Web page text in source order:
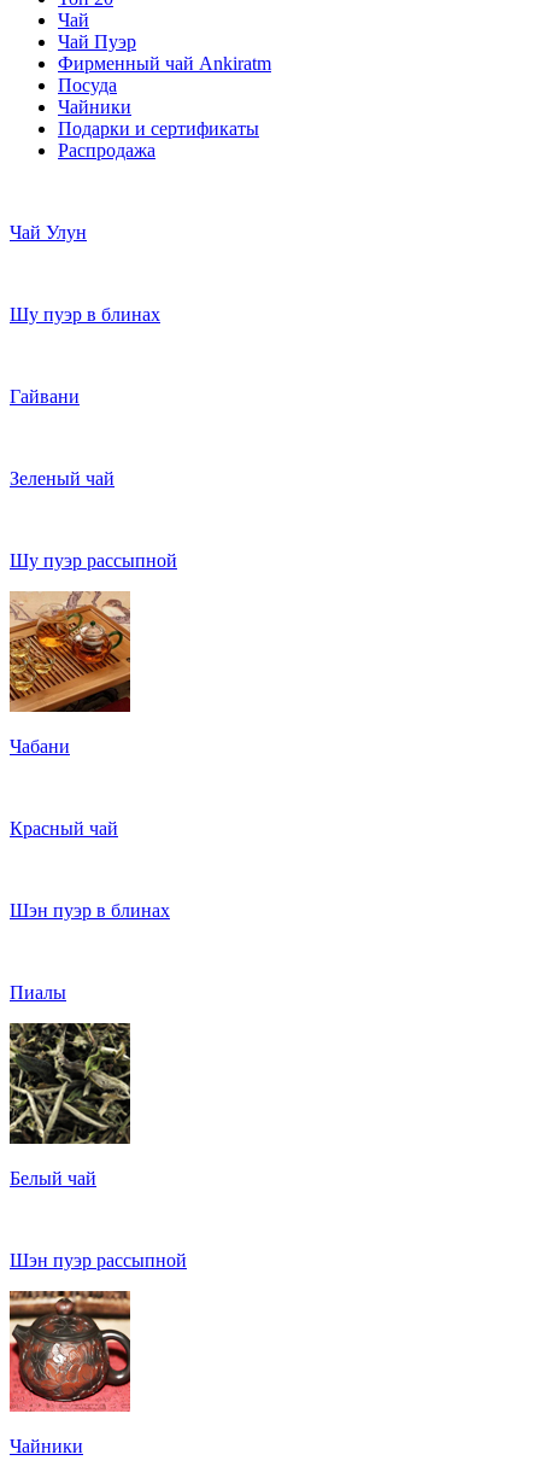
Чай
Чай Пуэр
Фирменный чай Ankiratm
Посуда
Чайники
Подарки и сертификаты
Распродажа
Чай Улун
Шу пуэр в блинах
Гайвани
Зеленый чай
Шу пуэр рассыпной
Чабани
Красный чай
Шэн пуэр в блинах
Пиалы
Белый чай
Шэн пуэр рассыпной
Чайники